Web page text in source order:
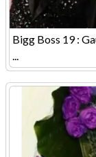
Bigg Boss 19 :
...